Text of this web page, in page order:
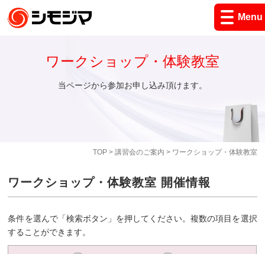
Menu
TOP> 講習会のご案内 > ワークショップ・体験教室
ワークショップ・体験教室
当ページから参加お申し込み頂けます。
ワークショップ・体験教室 開催情報
条件を選んで「検索ボタン」を押してください。複数の項目を選択
することができます。